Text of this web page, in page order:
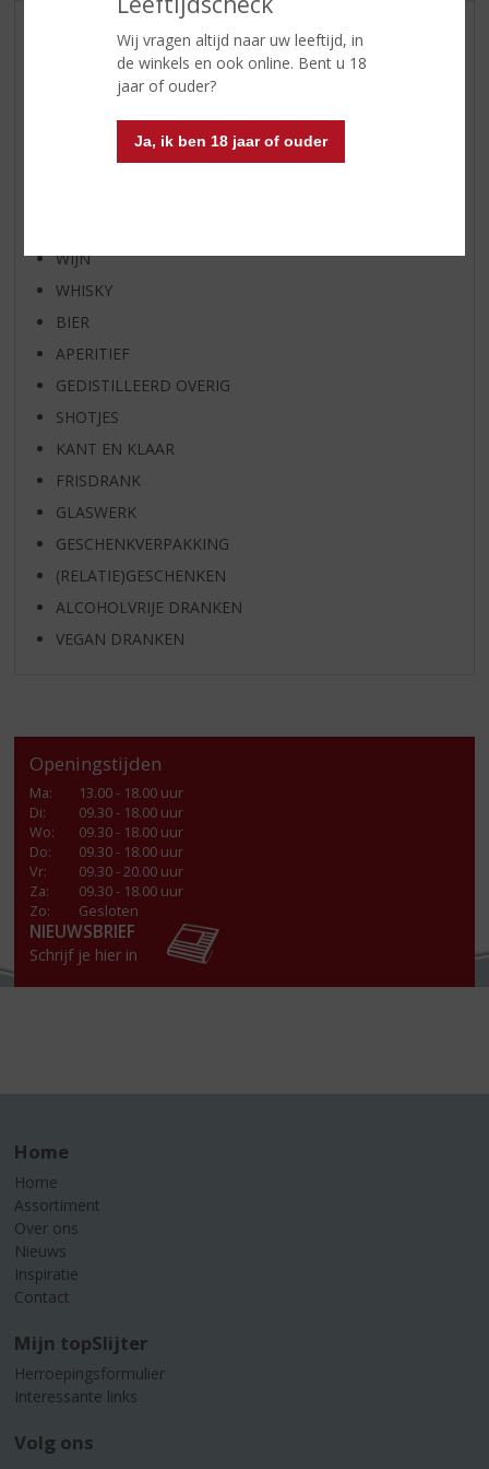
Wij vragen altijd naar uw leeftijd, in
de winkels en ook online. Bent u 18
jaar of ouder?
Ja, ik ben 18 jaar of ouder
AANBIEDINGEN
WIJN VAN DE MAAND
WHISKY VAN DE MAAND
RUM VAN DE MAAND
BIER VAN DE MAAND
WIJN
WHISKY
BIER
APERITIEF
GEDISTILLEERD OVERIG
SHOTJES
KANT EN KLAAR
FRISDRANK
GLASWERK
GESCHENKVERPAKKING
(RELATIE)GESCHENKEN
ALCOHOLVRIJE DRANKEN
VEGAN DRANKEN
Openingstijden
Ma:
13.00 - 18.00 uur
Di:
09.30 - 18.00 uur
Wo:
09.30 - 18.00 uur
Do:
09.30 - 18.00 uur
Vr:
09.30 - 20.00 uur
Za:
09.30 - 18.00 uur
Zo:
Gesloten
NIEUWSBRIEF
Schrijf je hier in
Home
Home
Assortiment
Over ons
Nieuws
Inspiratie
Contact
Mijn topSlijter
Herroepingsformulier
Interessante links
Volg ons